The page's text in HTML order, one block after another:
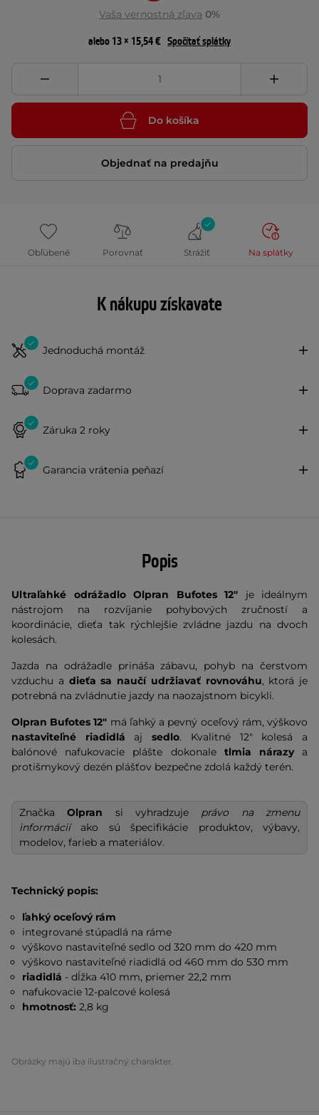
Vaša vernostná zľava 0%
alebo 13 × 15,54 € Spočítať splátky
Do košíka
Objednať na predajňu
Obľúbené Porovnať Strážiť Na splátky
K nákupu získavate
Jednoduchá montáž
Doprava zadarmo
Záruka 2 roky
Garancia vrátenia peňazí
Popis
Ultraľahké odrážadlo Olpran Bufotes 12" je ideálnym
nástrojom na rozvíjanie pohybových zručností a
koordinácie, dieťa tak rýchlejšie zvládne jazdu na dvoch
kolesách.
Jazda na odrážadle prináša zábavu, pohyb na čerstvom
vzduchu a dieťa sa naučí udržiavať rovnováhu, ktorá je
potrebná na zvládnutie jazdy na naozajstnom bicykli.
Olpran Bufotes 12" má ľahký a pevný oceľový rám, výškovo
nastaviteľné riadidlá ajsedlo. Kvalitné 12" kolesá a
balónové nafukovacie plášte dokonaletlmia nárazya
protišmykový dezén plášťov bezpečne zdolá každý terén.
ZnačkaOlpran si vyhradzuje právo na zmenu
informáciíako sú špecifikácie produktov, výbavy,
modelov, farieb a materiálov.
Technický popis:
ľahký oceľový rám
integrované stúpadlá na ráme
výškovo nastaviteľné sedlo od 320 mm do 420 mm
výškovo nastaviteľné riadidlá od 460 mm do 530 mm
riadidlá - dĺžka 410 mm, priemer 22,2 mm
nafukovacie 12-palcové kolesá
hmotnosť: 2,8 kg
Obrázky majú iba ilustračný charakter.